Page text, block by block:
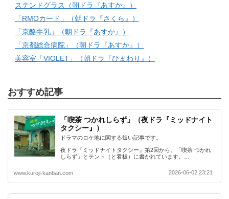
ステンドグラス（朝ドラ『あすか』）
「RMOカード」（朝ドラ『さくら』）
「京酪牛乳」（朝ドラ『あすか』）
「京都総合病院」（朝ドラ『あすか』）
美容室「VIOLET」（朝ドラ『ひまわり』）
おすすめ記事
「喫茶 つかれしらず」（夜ドラ『ミッドナイト
タクシー』）
ドラマのロケ地に関する短い記事です。
夜ドラ『ミッドナイトタクシー』第2回から。「喫茶 つかれ
しらず」とテント（と看板）に書かれています。…
www.kuroji-kanban.com 2026-06-02 23:21